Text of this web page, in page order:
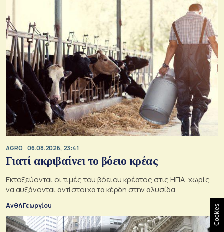
AGRO 06.08.2026, 23:41
Γιατί ακριβαίνει το βόειο κρέας
Εκτοξεύονται οι τιμές του βόειου κρέατος στις ΗΠΑ, χωρίς
να αυξάνονται αντίστοιχα τα κέρδη στην αλυσίδα
Ανθή Γεωργίου Cookies